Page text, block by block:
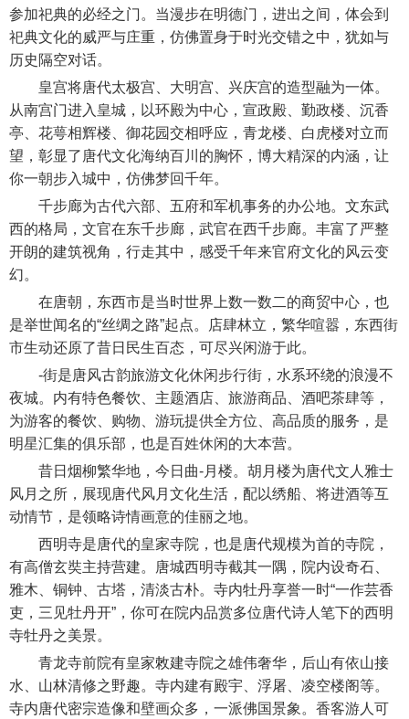
参加祀典的必经之门。当漫步在明德门，进出之间，体会到
祀典文化的威严与庄重，仿佛置身于时光交错之中，犹如与
历史隔空对话。
皇宫将唐代太极宫、大明宫、兴庆宫的造型融为一体。
从南宫门进入皇城，以环殿为中心，宣政殿、勤政楼、沉香
亭、花萼相辉楼、御花园交相呼应，青龙楼、白虎楼对立而
望，彰显了唐代文化海纳百川的胸怀，博大精深的内涵，让
你一朝步入城中，仿佛梦回千年。
千步廊为古代六部、五府和军机事务的办公地。文东武
西的格局，文官在东千步廊，武官在西千步廊。丰富了严整
开朗的建筑视角，行走其中，感受千年来官府文化的风云变
幻。
在唐朝，东西市是当时世界上数一数二的商贸中心，也
是举世闻名的“丝绸之路”起点。店肆林立，繁华喧嚣，东西街
市生动还原了昔日民生百态，可尽兴闲游于此。
-街是唐风古韵旅游文化休闲步行街，水系环绕的浪漫不
夜城。内有特色餐饮、主题酒店、旅游商品、酒吧茶肆等，
为游客的餐饮、购物、游玩提供全方位、高品质的服务，是
明星汇集的俱乐部，也是百姓休闲的大本营。
昔日烟柳繁华地，今日曲-月楼。胡月楼为唐代文人雅士
风月之所，展现唐代风月文化生活，配以绣船、将进酒等互
动情节，是领略诗情画意的佳丽之地。
西明寺是唐代的皇家寺院，也是唐代规模为首的寺院，
有高僧玄奘主持营建。唐城西明寺截其一隅，院内设奇石、
雅木、铜钟、古塔，清淡古朴。寺内牡丹享誉一时“一作芸香
吏，三见牡丹开”，你可在院内品赏多位唐代诗人笔下的西明
寺牡丹之美景。
青龙寺前院有皇家敇建寺院之雄伟奢华，后山有依山接
水、山林清修之野趣。寺内建有殿宇、浮屠、凌空楼阁等。
寺内唐代密宗造像和壁画众多，一派佛国景象。香客游人可